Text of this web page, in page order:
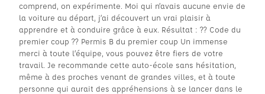
comprend, on expérimente. Moi qui n’avais aucune envie de
la voiture au départ, j’ai découvert un vrai plaisir à
apprendre et à conduire grâce à eux. Résultat : ?? Code du
premier coup ?? Permis B du premier coup Un immense
merci à toute l’équipe, vous pouvez être fiers de votre
travail. Je recommande cette auto-école sans hésitation,
même à des proches venant de grandes villes, et à toute
personne qui aurait des appréhensions à se lancer dans le